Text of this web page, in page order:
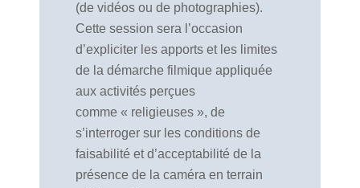
(de vidéos ou de photographies).
Cette session sera l’occasion
d’expliciter les apports et les limites
de la démarche filmique appliquée
aux activités perçues
comme « religieuses », de
s’interroger sur les conditions de
faisabilité et d’acceptabilité de la
présence de la caméra en terrain